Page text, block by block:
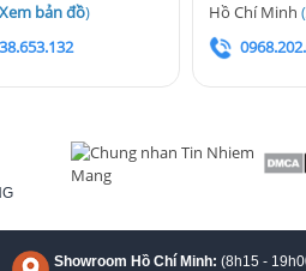
bản đồ)
Hồ Chí Minh(
Showroom Hồ Chí Minh: (8h15 -